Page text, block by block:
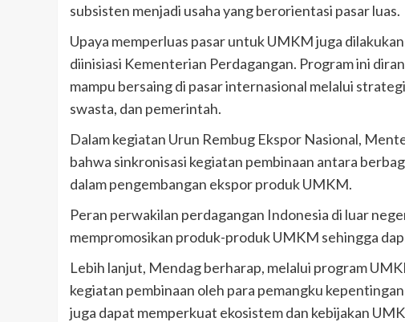
subsisten menjadi usaha yang berorientasi pasar luas.
Upaya memperluas pasar untuk UMKM juga
diinisiasi Kementerian Perdagangan. Program ini
mampu bersaing di pasar internasional melalui
swasta, dan pemerintah.
Dalam kegiatan Urun Rembug Ekspor Nasional,
bahwa sinkronisasi kegiatan pembinaan antara
dalam pengembangan ekspor produk UMKM.
Peran perwakilan perdagangan Indonesia di luar
mempromosikan produk-produk UMKM sehingga
Lebih lanjut, Mendag berharap, melalui program
kegiatan pembinaan oleh para pemangku
juga dapat memperkuat ekosistem dan kebijakan